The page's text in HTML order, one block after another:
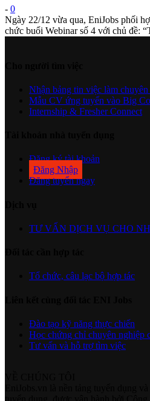
- 0
Ngày 22/12 vừa qua, EniJobs phối
chức buổi Webinar số 4 với chủ đề:
Nhận bảng tin việc làm chuyên
Mẫu CV ứng tuyển vào Big
Internship & Fresher Connect
Đăng ký tài khoản
Đăng Nhập
Đăng tuyển ngay
TƯ VẤN DỊCH VỤ CHO
Tổ chức, câu lạc bộ hợp tác
Đào tạo kỹ năng thực chiến
Học chứng chỉ chuyên nghiệp
Tư vấn và hỗ trợ tìm việc